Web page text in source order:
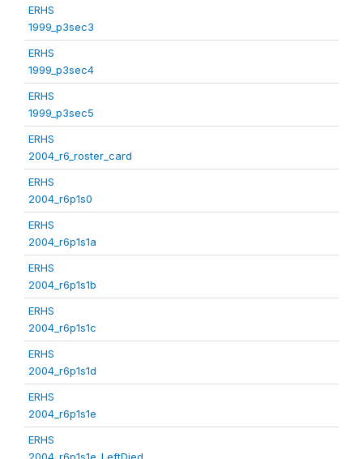
ERHS
1999_p3sec3
ERHS
1999_p3sec4
ERHS
1999_p3sec5
ERHS
2004_r6_roster_card
ERHS
2004_r6p1s0
ERHS
2004_r6p1s1a
ERHS
2004_r6p1s1b
ERHS
2004_r6p1s1c
ERHS
2004_r6p1s1d
ERHS
2004_r6p1s1e
ERHS
2004_r6p1s1e_LeftDied